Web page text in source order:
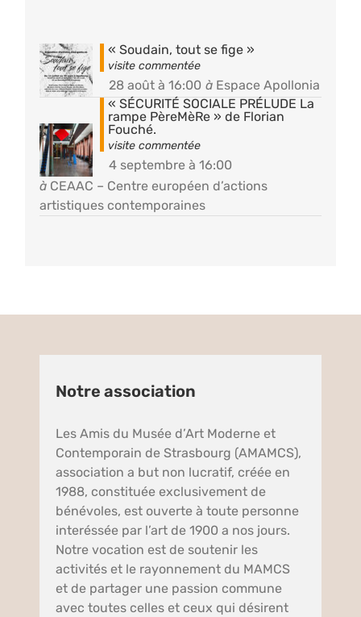
« Soudain, tout se fige »
28 août à 16:00 à Espace Apollonia
« SÉCURITÉ SOCIALE PRÉLUDE La
rampe PèreMèRe » de Florian
Fouché.
4 septembre à 16:00
à CEAAC – Centre européen d’actions
artistiques contemporaines
Notre association
Les Amis du Musée d’Art Moderne et
Contemporain de Strasbourg (AMAMCS),
association a but non lucratif, créée en
1988, constituée exclusivement de
bénévoles, est ouverte à toute personne
interéssée par l’art de 1900 a nos jours.
Notre vocation est de soutenir les
activités et le rayonnement du MAMCS
et de partager une passion commune
avec toutes celles et ceux qui désirent